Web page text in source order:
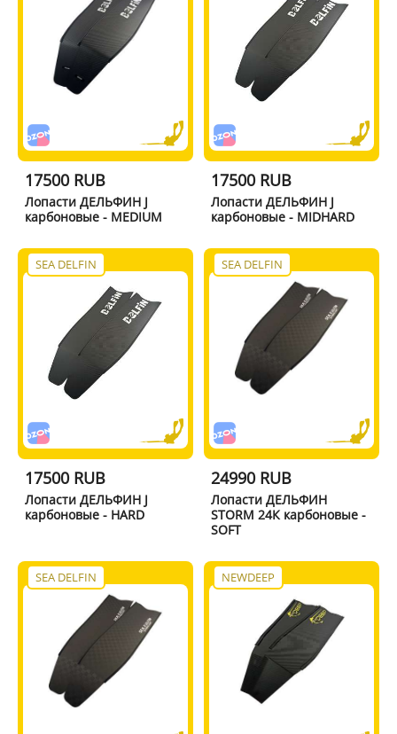
17500 RUB
Лопасти ДЕЛЬФИН J
карбоновые - MEDIUM
17500 RUB
Лопасти ДЕЛЬФИН J
карбоновые - MIDHARD
SEA DELFIN
17500 RUB
Лопасти ДЕЛЬФИН J
карбоновые - HARD
SEA DELFIN
24990 RUB
Лопасти ДЕЛЬФИН
STORM 24К карбоновые -
SOFT
SEA DELFIN NEWDEEP